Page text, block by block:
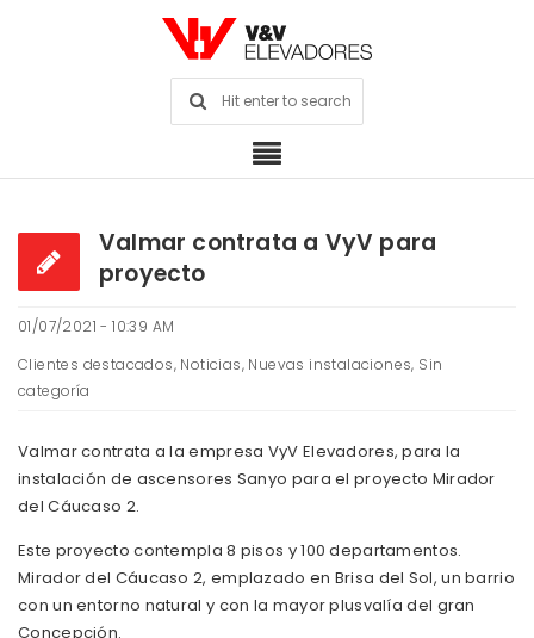
Valmar contrata a VyV para
proyecto
01/07/2021 - 10:39 AM
Clientes destacados, Noticias, Nuevas instalaciones, Sin
categoría
Valmar contrata a la empresa VyV Elevadores, para la
instalación de ascensores Sanyo para el proyecto Mirador
del Cáucaso 2.
Este proyecto contempla 8 pisos y 100 departamentos.
Mirador del Cáucaso 2, emplazado en Brisa del Sol, un barrio
con un entorno natural y con la mayor plusvalía del gran
Concepción.